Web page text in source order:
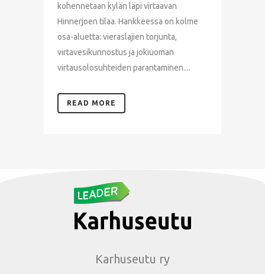
kohennetaan kylän läpi virtaavan
Hinnerjoen tilaa. Hankkeessa on kolme
osa-aluetta: vieraslajien torjunta,
virtavesikunnostus ja jokiuoman
virtausolosuhteiden parantaminen....
READ MORE
Karhuseutu ry